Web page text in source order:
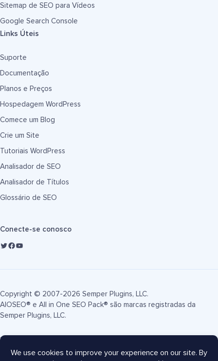
Sitemap de SEO para Vídeos
Google Search Console
Links Úteis
Suporte
Documentação
Planos e Preços
Hospedagem WordPress
Comece um Blog
Crie um Site
Tutoriais WordPress
Analisador de SEO
Analisador de Títulos
Glossário de SEO
Conecte-se conosco
Copyright © 2007-2026 Semper Plugins, LLC.
AIOSEO® e All in One SEO Pack® são marcas registradas da
Semper Plugins, LLC.
Termos de Serviço
Mapa do site
Cupom AIOSEO